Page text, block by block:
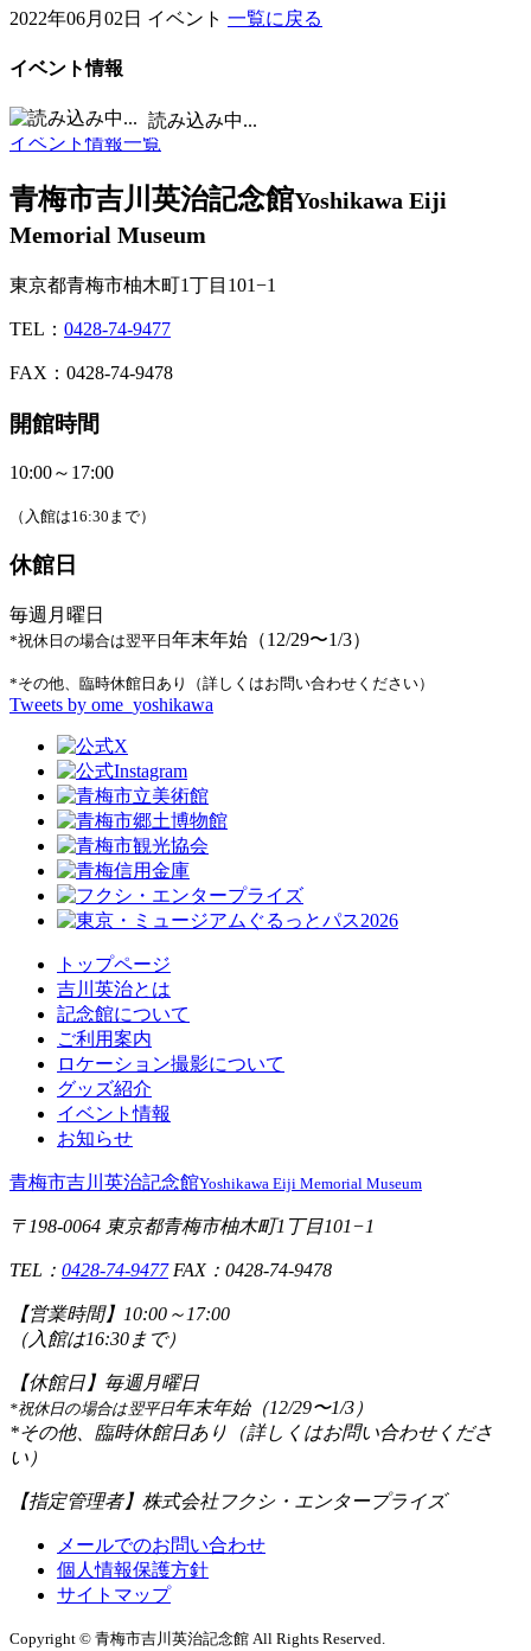
2022年06月02日 イベント 一覧に戻る
イベント情報
読み込み中...
■休館日 /■イベント実施日
イベント情報一覧
青梅市吉川英治記念館Yoshikawa Eiji
Memorial Museum
東京都青梅市柚木町1丁目101−1
TEL： 0428-74-9477
FAX：0428-74-9478
開館時間
10:00～17:00
（入館は16:30まで）
休館日
毎週月曜日
*祝休日の場合は翌平日 年末年始（12/29〜1/3）
*その他、臨時休館日あり（詳しくはお問い合わせください）
Tweets by ome_yoshikawa
トップページ
吉川英治とは
記念館について
ご利用案内
ロケーション撮影について
グッズ紹介
イベント情報
お知らせ
青梅市吉川英治記念館Yoshikawa Eiji Memorial Museum
〒198-0064 東京都青梅市柚木町1丁目101−1
TEL： 0428-74-9477FAX：0428-74-9478
【営業時間】 10:00～17:00
（入館は16:30まで）
【休館日】 毎週月曜日
*祝休日の場合は翌平日年末年始（12/29〜1/3）
*その他、臨時休館日あり（詳しくはお問い合わせくださ
い）
【指定管理者】 株式会社フクシ・エンタープライズ
メールでのお問い合わせ
個人情報保護方針
サイトマップ
Copyright © 青梅市吉川英治記念館 All Rights Reserved.